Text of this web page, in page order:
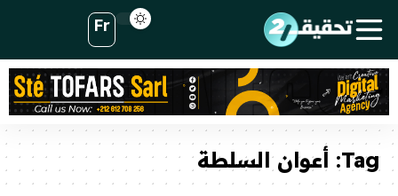
Fr
Tag: أعوان السلطة